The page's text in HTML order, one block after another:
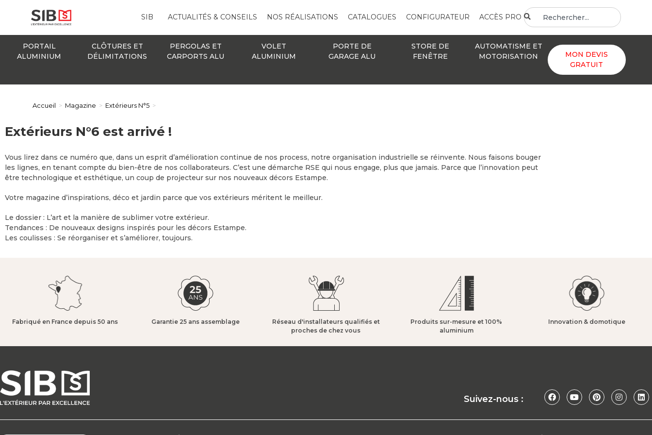
SIB ACTUALITÉS & CONSEILS NOS RÉALISATIONS CATALOGUES CONFIGURATEUR ACCÈS PRO
PORTAIL
ALUMINIUM
CLÔTURES ET
DÉLIMITATIONS
PERGOLAS ET
CARPORTS ALU
VOLET
ALUMINIUM
PORTE DE
GARAGE ALU
STORE DE
FENÊTRE
AUTOMATISME ET
MOTORISATION
MON DEVIS
GRATUIT
Accueil > Magazine > Extérieurs N°5 >
Extérieurs N°6 est arrivé !
Vous lirez dans ce numéro que, dans un esprit d’amélioration continue de nos process, notre organisation industrielle se réinvente. Nous faisons bouger
les lignes, en tenant compte du bien-être de nos collaborateurs. C’est une démarche RSE qui nous engage, plus que jamais. Parce que l’innovation peut
être technologique et esthétique, un coup de projecteur sur nos nouveaux décors Estampe.
Votre magazine d’inspirations, déco et jardin parce que vos extérieurs méritent le meilleur.
Le dossier : L’art et la manière de sublimer votre extérieur.
Tendances : De nouveaux designs inspirés pour les décors Estampe.
Les coulisses : Se réorganiser et s’améliorer, toujours.
Fabriqué en France depuis 50 ans​ Garantie 25 ans assemblage​
Réseau d'installateurs qualifiés et
proches de chez vous​
Produits sur-mesure et 100%
aluminium​
Innovation & domotique​
Suivez-nous :